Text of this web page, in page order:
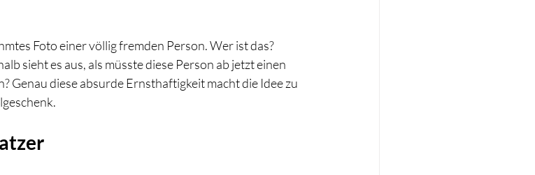
Foto einer völlig fremden Person. Wer ist das?
sieht es aus, als müsste diese Person ab jetzt einen
Genau diese absurde Ernsthaftigkeit macht die Idee zu